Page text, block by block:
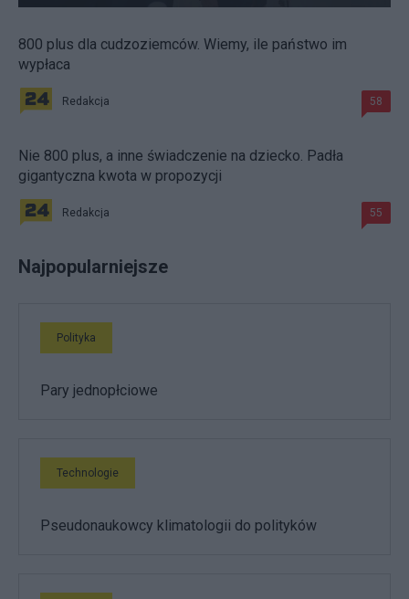
800 plus dla cudzoziemców. Wiemy, ile państwo im
wypłaca
Redakcja 58
Nie 800 plus, a inne świadczenie na dziecko. Padła
gigantyczna kwota w propozycji
Redakcja 55
Najpopularniejsze
Polityka
Pary jednopłciowe
Technologie
Pseudonaukowcy klimatologii do polityków